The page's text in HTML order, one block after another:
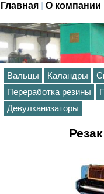
Главная| О компании
Вальцы Каландры
Переработка резины
Девулканизаторы